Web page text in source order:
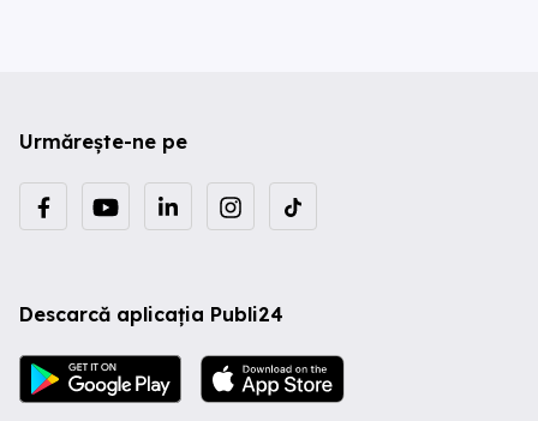
Urmărește-ne pe
Descarcă aplicația Publi24